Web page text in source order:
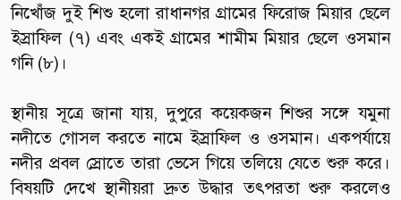
নিখোঁজ দুই শিশু হলো রাধানগর গ্রামের ফিরোজ মিয়ার ছেলে
ইস্রাফিল (৭) এবং একই গ্রামের শামীম মিয়ার ছেলে ওসমান
গনি (৮)।
স্থানীয় সূত্রে জানা যায়, দুপুরে কয়েকজন শিশুর সঙ্গে যমুনা
নদীতে গোসল করতে নামে ইস্রাফিল ও ওসমান। একপর্যায়ে
নদীর প্রবল স্রোতে তারা ভেসে গিয়ে তলিয়ে যেতে শুরু করে।
বিষয়টি দেখে স্থানীয়রা দ্রুত উদ্ধার তৎপরতা শুরু করলেও